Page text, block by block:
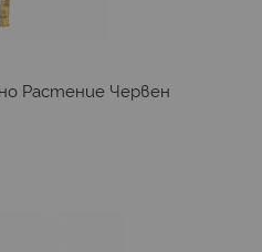
Растениe Червен